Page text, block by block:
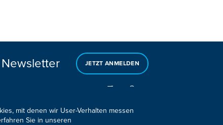
Newsletter JETZT ANMELDEN
mit denen wir User-Verhalten messen
Sie in unseren